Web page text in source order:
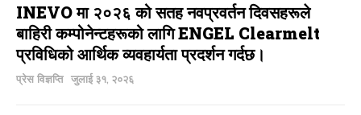
INEVO मा २०२६ को सतह नवप्रवर्तन दिवसहरूले
बाहिरी कम्पोनेन्टहरूको लागि ENGEL Clearmelt
प्रविधिको आर्थिक व्यवहार्यता प्रदर्शन गर्दछ।
प्रेस विज्ञप्ति जुलाई ३१, २०२६